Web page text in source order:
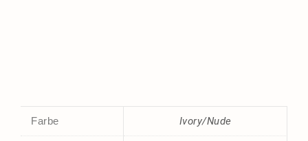
Farbe Ivory/Nude